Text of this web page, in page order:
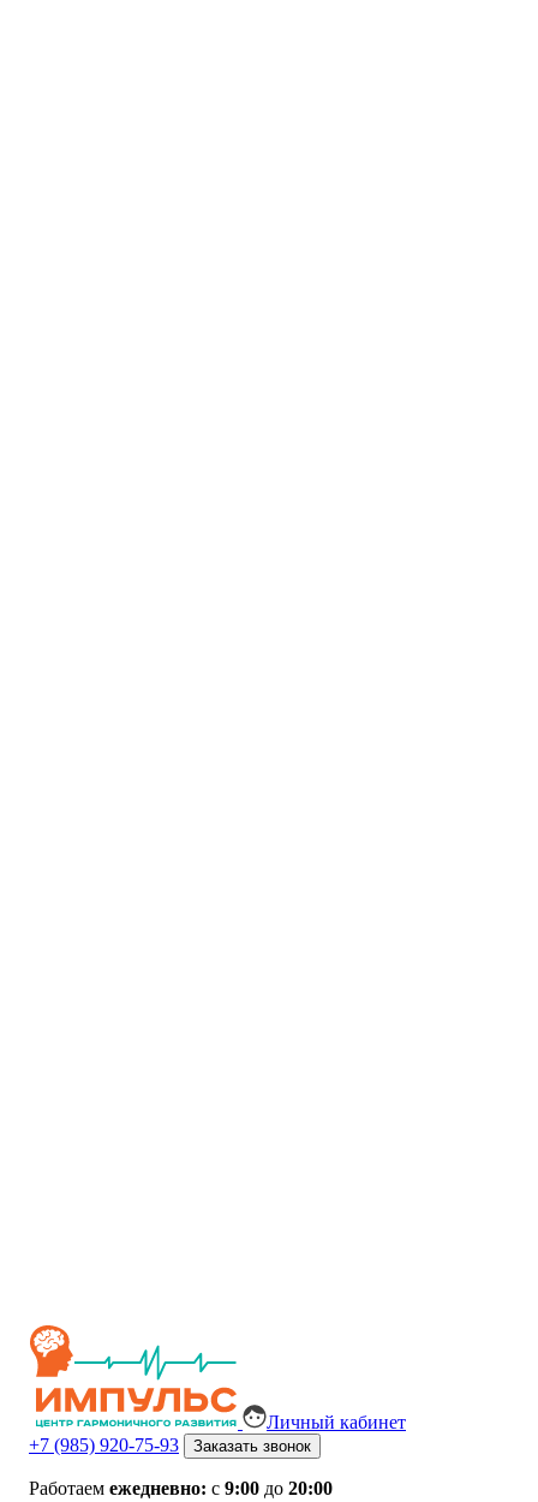
Личный кабинет
+7 (985) 920-75-93
Заказать звонок
Работаем ежедневно: с 9:00 до 20:00